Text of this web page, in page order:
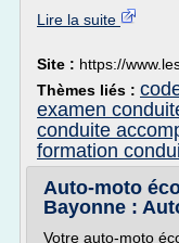
Lire la suite
Site : https://
Thèmes liés :
examen
conduite
formation
Auto-moto
Bayonne :
Votre auto-moto